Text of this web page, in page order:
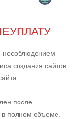
несоблюдением
создания сайтов
после
в полном объеме.